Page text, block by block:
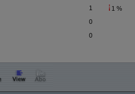
1 1 %
0
0